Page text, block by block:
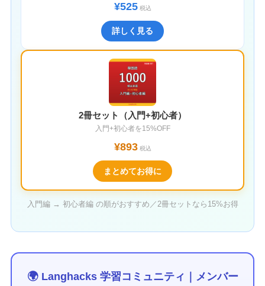
¥525税込
詳しく見る
2冊セット（入門+初心者）
入門+初心者を15%OFF
¥893税込
まとめてお得に
入門編 → 初心者編 の順がおすすめ／2冊セットなら15%お得
🌍 Langhacks 学習コミュニティ｜メンバー